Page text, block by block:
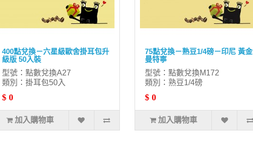
400點兌換－六星級歐舍掛耳包升
級版 50入裝
型號：點數兌換A27
類別：掛耳包50入
$ 0
加入購物車
75點兌換－熟豆1/4磅－印尼 黃金
曼特寧
型號：點數兌換M172
類別：熟豆1/4磅
$ 0
加入購物車